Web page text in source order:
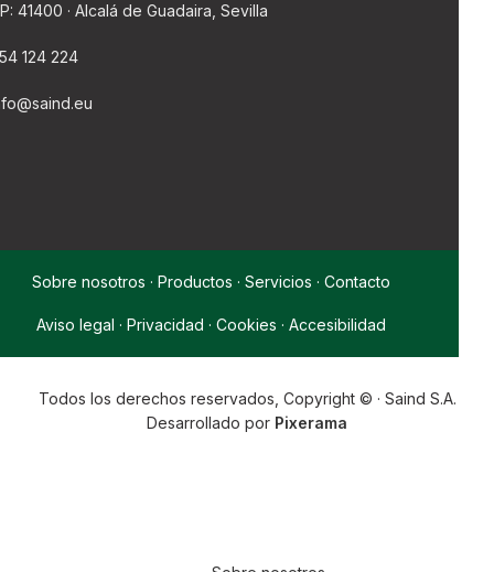
41400 · Alcalá de Guadaira, Sevilla
124 224
Sobre nosotros · Productos · Servicios · Contacto
Aviso legal · Privacidad · Cookies · Accesibilidad
Todos los derechos reservados, Copyright © · Saind S.A.
Desarrollado por Pixerama